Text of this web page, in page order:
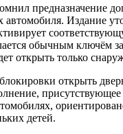
предназначение
автомобиля. Издание
обычным ключём
открыть только
открыть
детей.